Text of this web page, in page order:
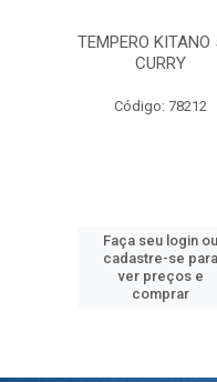
TEMPERO KITANO
CURRY
Código: 78212
Faça seu login ou
cadastre-se para
ver preços e
comprar